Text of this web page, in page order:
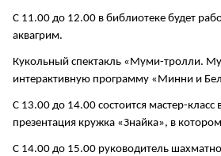
С 11.00 до 12.00 в библиотеке будет
аквагрим.
Кукольный спектакль «Муми-тролли.
интерактивную программу «Минни и
С 13.00 до 14.00 состоится мастер-
презентация кружка «Знайка», в
С 14.00 до 15.00 руководитель